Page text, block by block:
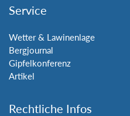
Service
Wetter & Lawinenlage
Bergjournal
Gipfelkonferenz
Artikel
Rechtliche Infos